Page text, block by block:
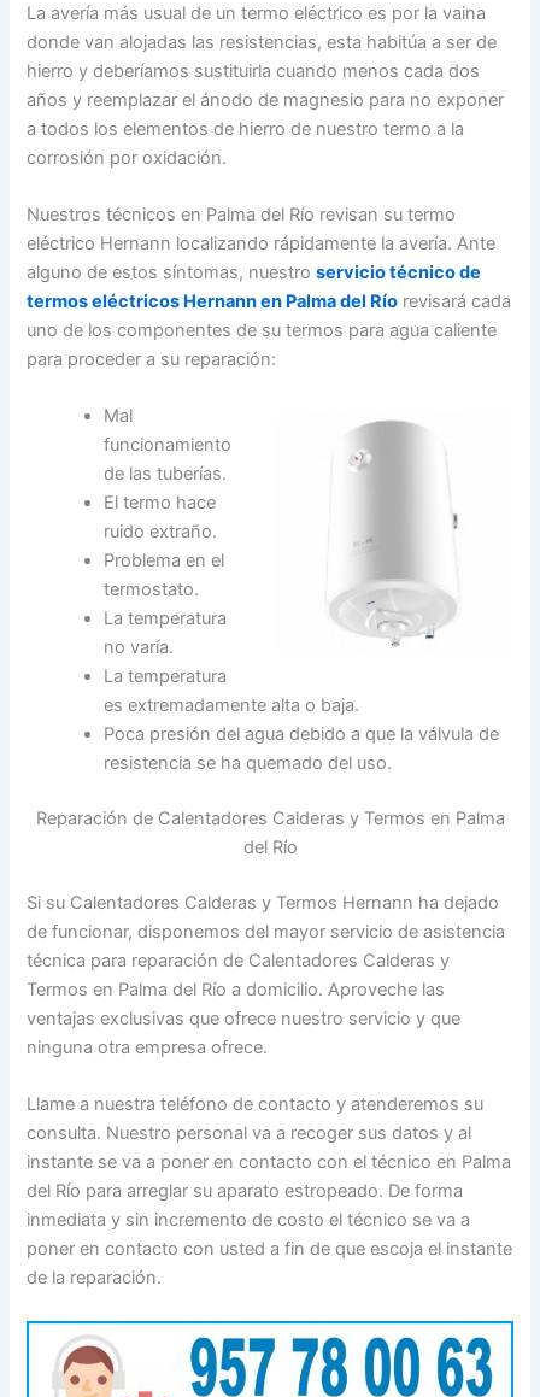
La avería más usual de un termo eléctrico es por la vaina
donde van alojadas las resistencias, esta habitúa a ser de
hierro y deberíamos sustituirla cuando menos cada dos
años y reemplazar el ánodo de magnesio para no exponer
a todos los elementos de hierro de nuestro termo a la
corrosión por oxidación.
Nuestros técnicos en Palma del Río revisan su termo
eléctrico Hernann localizando rápidamente la avería. Ante
alguno de estos síntomas, nuestroservicio técnico de
termos eléctricos Hernann en Palma del Río revisará cada
uno de los componentes de su termos para agua caliente
para proceder a su reparación:
Mal
funcionamiento
de las tuberías.
El termo hace
ruido extraño.
Problema en el
termostato.
La temperatura
no varía.
La temperatura
es extremadamente alta o baja.
Poca presión del agua debido a que la válvula de
resistencia se ha quemado del uso.
Reparación de Calentadores Calderas y Termos en Palma
del Río
Si su Calentadores Calderas y Termos Hernann ha dejado
de funcionar, disponemos del mayor servicio de asistencia
técnica para reparación de Calentadores Calderas y
Termos en Palma del Río a domicilio. Aproveche las
ventajas exclusivas que ofrece nuestro servicio y que
ninguna otra empresa ofrece.
Llame a nuestra teléfono de contacto y atenderemos su
consulta. Nuestro personal va a recoger sus datos y al
instante se va a poner en contacto con el técnico en Palma
del Río para arreglar su aparato estropeado. De forma
inmediata y sin incremento de costo el técnico se va a
poner en contacto con usted a fin de que escoja el instante
de la reparación.